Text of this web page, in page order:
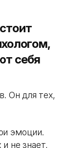
себя
Он для тех,
эмоции.
не знает,